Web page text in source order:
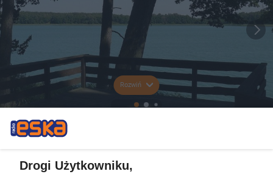
Rozwiń
Drogi Użytkowniku,